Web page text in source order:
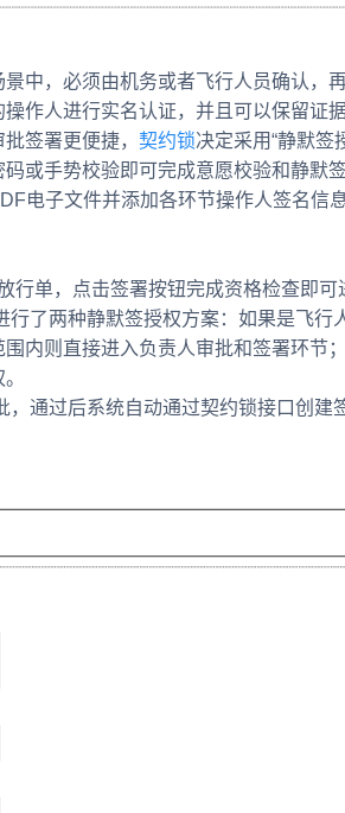
中，必须由机务或者飞行人员确认，
作人进行实名认证，并且可以保留证
签署更便捷， 契约锁决定采用“静默签
或手势校验即可完成意愿校验和静默
电子文件并添加各环节操作人签名信
单，点击签署按钮完成资格检查即可
了两种静默签授权方案：如果是飞行
内则直接进入负责人审批和签署环节
通过后系统自动通过契约锁接口创建